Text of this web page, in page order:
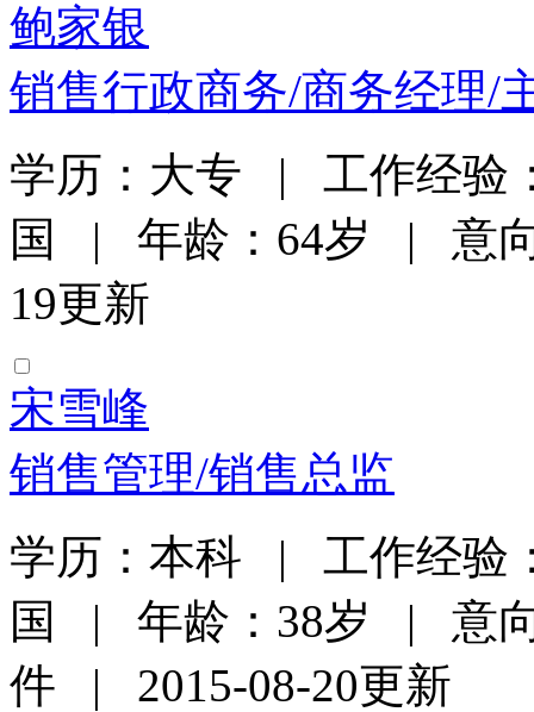
鲍家银
销售行政商务/商务经理/
学历：大专 | 工作经验
国 | 年龄：64岁 | 意
19更新
宋雪峰
销售管理/销售总监
学历：本科 | 工作经验
国 | 年龄：38岁 | 意向
件 | 2015-08-20更新